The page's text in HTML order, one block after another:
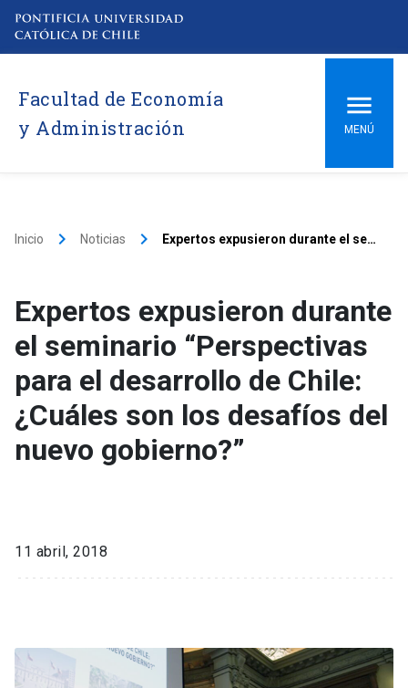
Facultad de Economía
y Administración
MENÚ
Inicio keyboard_arrow_right Noticias keyboard_arrow_right Expertos expusieron durante el seminario “Perspectivas para el desarrollo de Chile: ¿Cuáles son los desafíos del nuevo gobierno?”
Expertos expusieron durante
el seminario “Perspectivas
para el desarrollo de Chile:
¿Cuáles son los desafíos del
nuevo gobierno?”
11 abril, 2018